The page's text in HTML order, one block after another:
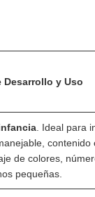
Desarrollo y Uso
. Ideal para
de colores,
pequeñas.